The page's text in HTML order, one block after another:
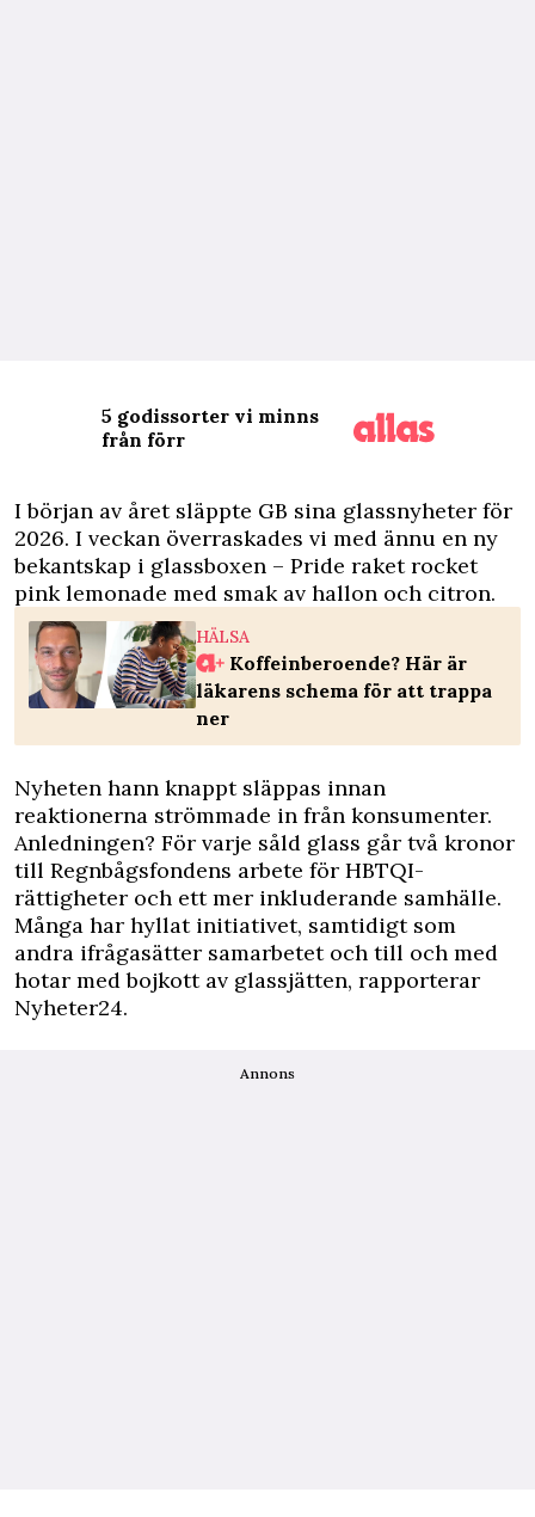
5 godissorter vi minns
från förr
I början av året släppte GB sina glassnyheter för
2026. I veckan överraskades vi med ännu en ny
bekantskap i glassboxen – Pride raket rocket
pink lemonade med smak av hallon och citron.
HÄLSA
Koffeinberoende? Här är
läkarens schema för att trappa
ner
Nyheten hann knappt släppas innan
reaktionerna strömmade in från konsumenter.
Anledningen? För varje såld glass går två kronor
till Regnbågsfondens arbete för HBTQI-
rättigheter och ett mer inkluderande samhälle.
Många har hyllat initiativet, samtidigt som
andra ifrågasätter samarbetet och till och med
hotar med bojkott av glassjätten, rapporterar
Nyheter24.
Annons